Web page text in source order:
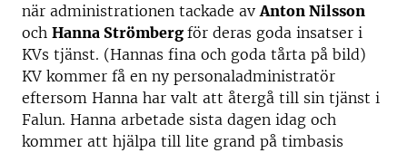
när administrationen tackade avAnton Nilsson
och Hanna Strömberg för deras goda insatser i
KVs tjänst. (Hannas fina och goda tårta på bild)
KV kommer få en ny personaladministratör
eftersom Hanna har valt att återgå till sin tjänst i
Falun. Hanna arbetade sista dagen idag och
kommer att hjälpa till lite grand på timbasis